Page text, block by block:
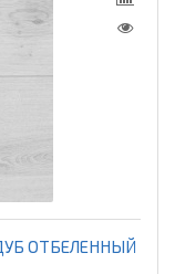
ОТБЕЛЕННЫЙ